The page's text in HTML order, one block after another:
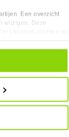
Een overzicht
wijzigen. Deze
intrekken, dit doe je
in de
hoe snel de
MT/s-getal
Dat is de